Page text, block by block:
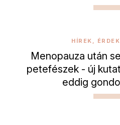
HÍREK,
Menopauza után
petefészek - új
eddig